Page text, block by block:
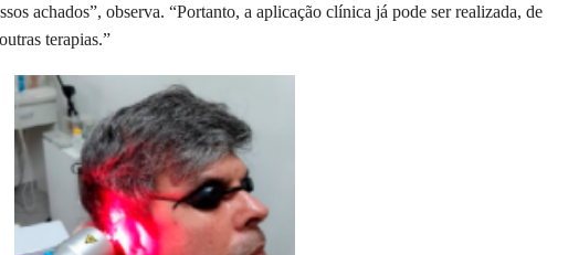
achados”, observa. “Portanto, a aplicação clínica já pode ser realizada, de
terapias.”